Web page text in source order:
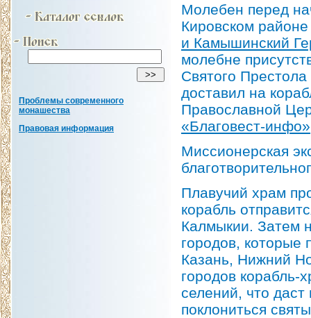
Проблемы современного
монашества
Правовая информация
Молебен перед
Кировском
и Камышинский
молебне
Святого
доставил на
Православной
«Благовест-инфо»
Миссионерская
Плавучий храм
корабль
Калмыкии. Затем
городов,
Казань, Нижний
городов корабль-
селений, что даст
поклониться